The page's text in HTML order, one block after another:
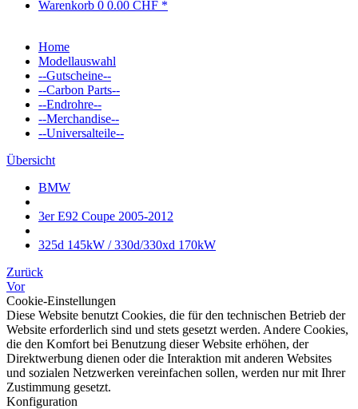
Warenkorb 0 0.00 CHF *
Home
Modellauswahl
--Gutscheine--
--Carbon Parts--
--Endrohre--
--Merchandise--
--Universalteile--
Übersicht
BMW
3er E92 Coupe 2005-2012
325d 145kW / 330d/330xd 170kW
Zurück
Vor
Cookie-Einstellungen
Diese Website benutzt Cookies, die für den technischen Betrieb der
Website erforderlich sind und stets gesetzt werden. Andere Cookies,
die den Komfort bei Benutzung dieser Website erhöhen, der
Direktwerbung dienen oder die Interaktion mit anderen Websites
und sozialen Netzwerken vereinfachen sollen, werden nur mit Ihrer
Zustimmung gesetzt.
Konfiguration